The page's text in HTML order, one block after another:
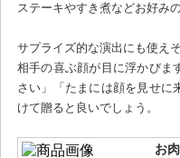
ステーキやすき煮などお好み
サプライズ的な演出にも使え
相手の喜ぶ顔が目に浮かびま
さい」「たまには顔を見せに
けて贈ると良いでしょう。